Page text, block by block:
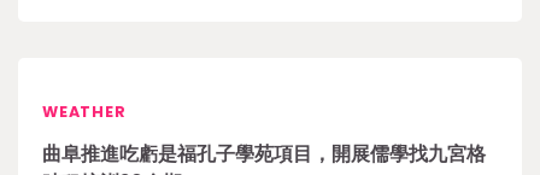
WEATHER
曲阜推進吃虧是福孔子學苑項目，開展儒學找九宮格